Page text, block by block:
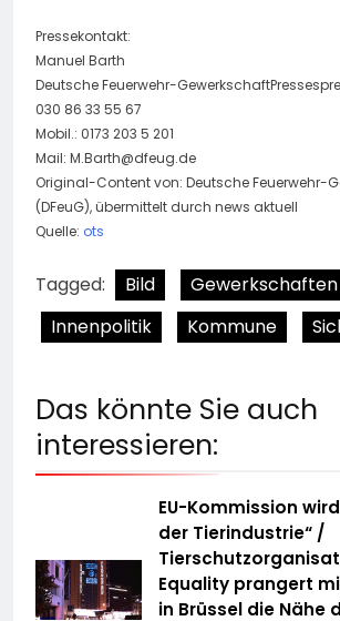
Pressekontakt:
Manuel Barth
Deutsche Feuerwehr-
030 86 33 55 67
Mobil.: 0173 203 5 201
Mail: M.Barth@dfeug.de
Original-Content von: Deutsche Feuerwehr-
(DFeuG), übermittelt durch news aktuell
Quelle: ots
Tagged: Bild
Gewerkschaften
Innenpolitik
Kommune
Das könnte Sie auch
interessieren:
EU-Kommission
der Tierindustrie“ /
Equality prangert
in Brüssel die Nähe